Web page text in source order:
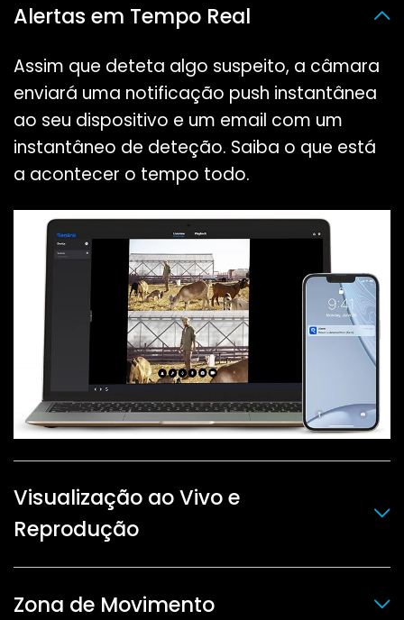
Alertas em Tempo Real
Assim que deteta algo suspeito, a câmara
enviará uma notificação push instantânea
ao seu dispositivo e um email com um
instantâneo de deteção. Saiba o que está
a acontecer o tempo todo.
Visualização ao Vivo e
Reprodução
Zona de Movimento